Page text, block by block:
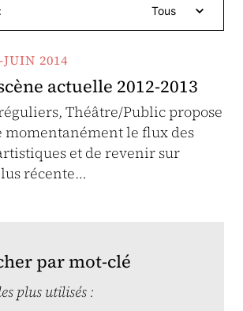
Tous
2014
actuelle 2012-2013
Théâtre/Public propose
le flux des
et de revenir sur
récente…
par mot-clé
plus utilisés :